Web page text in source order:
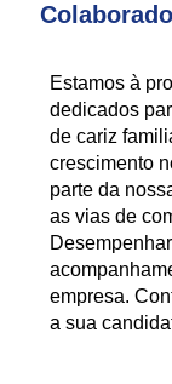
Estamos à
dedicados
de cariz
crescimento
parte da
as vias de
empresa.
a sua